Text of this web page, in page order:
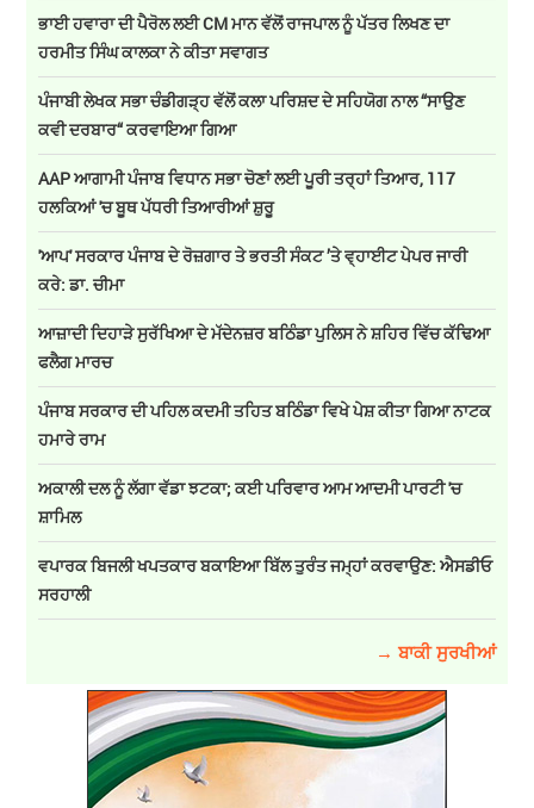
ਭਾਈ ਹਵਾਰਾ ਦੀ ਪੈਰੋਲ ਲਈ CM ਮਾਨ ਵੱਲੋਂ ਰਾਜਪਾਲ ਨੂੰ ਪੱਤਰ ਲਿਖਣ ਦਾ
ਹਰਮੀਤ ਸਿੰਘ ਕਾਲਕਾ ਨੇ ਕੀਤਾ ਸਵਾਗਤ
ਪੰਜਾਬੀ ਲੇਖਕ ਸਭਾ ਚੰਡੀਗੜ੍ਹ ਵੱਲੋਂ ਕਲਾ ਪਰਿਸ਼ਦ ਦੇ ਸਹਿਯੋਗ ਨਾਲ “ਸਾਉਣ
ਕਵੀ ਦਰਬਾਰ“ ਕਰਵਾਇਆ ਗਿਆ
AAP ਆਗਾਮੀ ਪੰਜਾਬ ਵਿਧਾਨ ਸਭਾ ਚੋਣਾਂ ਲਈ ਪੂਰੀ ਤਰ੍ਹਾਂ ਤਿਆਰ, 117
ਹਲਕਿਆਂ 'ਚ ਬੂਥ ਪੱਧਰੀ ਤਿਆਰੀਆਂ ਸ਼ੁਰੂ
'ਆਪ' ਸਰਕਾਰ ਪੰਜਾਬ ਦੇ ਰੋਜ਼ਗਾਰ ਤੇ ਭਰਤੀ ਸੰਕਟ ’ਤੇ ਵ੍ਹਾਈਟ ਪੇਪਰ ਜਾਰੀ
ਕਰੇ: ਡਾ. ਚੀਮਾ
ਆਜ਼ਾਦੀ ਦਿਹਾੜੇ ਸੁਰੱਖਿਆ ਦੇ ਮੱਦੇਨਜ਼ਰ ਬਠਿੰਡਾ ਪੁਲਿਸ ਨੇ ਸ਼ਹਿਰ ਵਿੱਚ ਕੱਢਿਆ
ਫਲੈਗ ਮਾਰਚ
ਪੰਜਾਬ ਸਰਕਾਰ ਦੀ ਪਹਿਲ ਕਦਮੀ ਤਹਿਤ ਬਠਿੰਡਾ ਵਿਖੇ ਪੇਸ਼ ਕੀਤਾ ਗਿਆ ਨਾਟਕ
ਹਮਾਰੇ ਰਾਮ
ਅਕਾਲੀ ਦਲ ਨੂੰ ਲੱਗਾ ਵੱਡਾ ਝਟਕਾ; ਕਈ ਪਰਿਵਾਰ ਆਮ ਆਦਮੀ ਪਾਰਟੀ 'ਚ
ਸ਼ਾਮਿਲ
ਵਪਾਰਕ ਬਿਜਲੀ ਖਪਤਕਾਰ ਬਕਾਇਆ ਬਿੱਲ ਤੁਰੰਤ ਜਮ੍ਹਾਂ ਕਰਵਾਉਣ: ਐਸਡੀਓ
ਸਰਹਾਲੀ
→ ਬਾਕੀ ਸੁਰਖੀਆਂ